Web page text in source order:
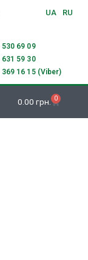
UA RU
69 09
59 30
16 15 (Viber)
0.00 грн. 0
Кошик